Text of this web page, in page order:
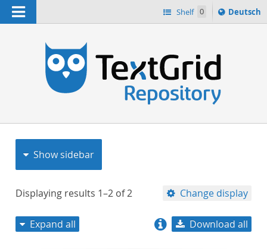
Navigation Shelf 0
Sprache
ï¿½ndern
Deutsch
Show sidebar
Displaying results 1–2 of2 Change display
Expand all Download all